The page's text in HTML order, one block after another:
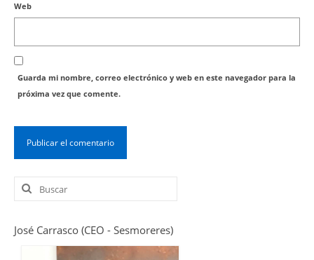
Web
Guarda mi nombre, correo electrónico y web en este navegador para la
próxima vez que comente.
Buscar
por:
José Carrasco (CEO - Sesmoreres)